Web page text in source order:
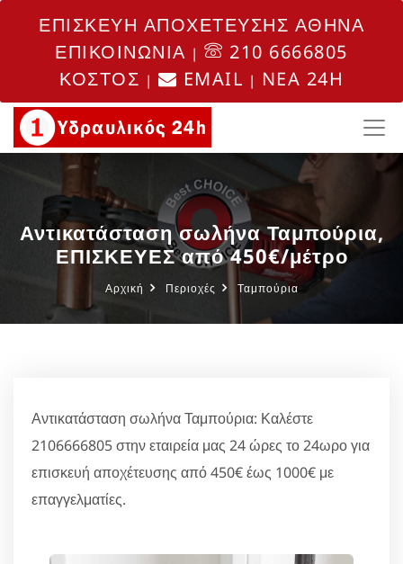
ΕΠΙΣΚΕΥΗ ΑΠΟΧΕΤΕΥΣΗΣ ΑΘΗΝΑ
ΕΠΙΚΟΙΝΩΝΙΑ |
210 6666805
ΚΟΣΤΟΣ | EMAIL | NEA 24H
Αντικατάσταση σωλήνα Ταμπούρια,
ΕΠΙΣΚΕΥΕΣ από 450€/μέτρο
Αρχική Περιοχές Ταμπούρια
Αντικατάσταση σωλήνα Ταμπούρια: Καλέστε
2106666805 στην εταιρεία μας 24 ώρες το 24ωρο για
επισκευή αποχέτευσης από 450€ έως 1000€ με
επαγγελματίες.